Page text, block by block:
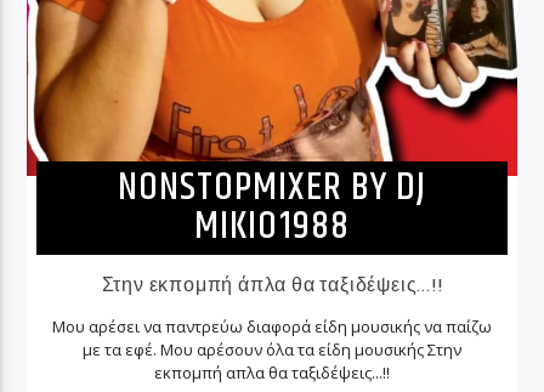
NONSTOPMIXER BY DJ
MIKIO1988
Στην εκπομπή άπλα θα ταξιδέψεις...!!
Μου αρέσει να παντρεύω διαφορά είδη μουσικής να παίζω
με τα εφέ. Μου αρέσουν όλα τα είδη μουσικής Στην
εκπομπή απλα θα ταξιδέψεις...!!